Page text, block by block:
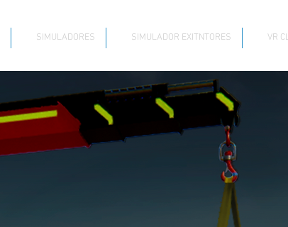
SIMULADORES SIMULADOR EXITNTORES VR